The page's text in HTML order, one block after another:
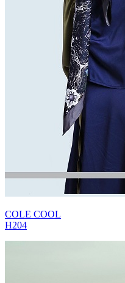
COLE COOL
H204